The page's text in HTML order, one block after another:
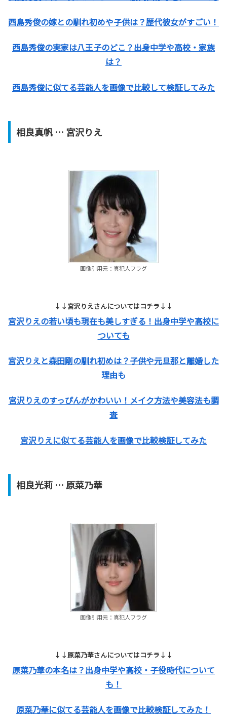
西島秀俊の嫁との馴れ初めや子供は？歴代彼女がすごい！
西島秀俊の実家は八王子のどこ？出身中学や高校・家族
は？
西島秀俊に似てる芸能人を画像で比較して検証してみた
相良真帆… 宮沢りえ
画像引用元：真犯人フラグ
↓↓宮沢りえさんについてはコチラ↓↓
宮沢りえの若い頃も現在も美しすぎる！出身中学や高校に
ついても
宮沢りえと森田剛の馴れ初めは？子供や元旦那と離婚した
理由も
宮沢りえのすっぴんがかわいい！メイク方法や美容法も調
査
宮沢りえに似てる芸能人を画像で比較検証してみた
相良光莉… 原菜乃華
画像引用元：真犯人フラグ
↓↓原菜乃華さんについてはコチラ↓↓
原菜乃華の本名は？出身中学や高校・子役時代について
も！
原菜乃華に似てる芸能人を画像で比較検証してみた！